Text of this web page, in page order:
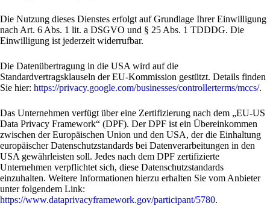
Die Nutzung dieses Dienstes erfolgt auf Grundlage Ihrer Einwilligung
nach Art. 6 Abs. 1 lit. a DSGVO und § 25 Abs. 1 TDDDG. Die
Einwilligung ist jederzeit widerrufbar.
Die Datenübertragung in die USA wird auf die
Standardvertragsklauseln der EU-Kommission gestützt. Details finden
Sie hier: https://privacy.google.com/businesses/controllerterms/mccs/.
Das Unternehmen verfügt über eine Zertifizierung nach dem „EU-US
Data Privacy Framework“ (DPF). Der DPF ist ein Übereinkommen
zwischen der Europäischen Union und den USA, der die Einhaltung
europäischer Datenschutzstandards bei Datenverarbeitungen in den
USA gewährleisten soll. Jedes nach dem DPF zertifizierte
Unternehmen verpflichtet sich, diese Datenschutzstandards
einzuhalten. Weitere Informationen hierzu erhalten Sie vom Anbieter
unter folgendem Link:
https://www.dataprivacyframework.gov/participant/5780.